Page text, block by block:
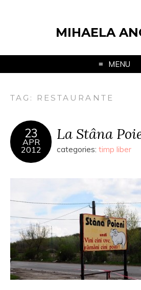
MIHAELA
MENU
TAG: RESTAURANTE
23
APR
2012
La Stâna
categories: timp liber